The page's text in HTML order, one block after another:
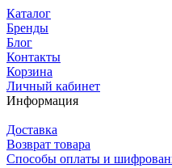
Каталог
Бренды
Блог
Контакты
Корзина
Личный кабинет
Информация
Доставка
Возврат товара
Способы оплаты и